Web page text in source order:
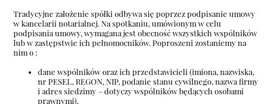
Tradycyjne założenie spółki odbywa się poprzez podpisanie umowy
w kancelarii notarialnej. Na spotkaniu, umówionym w celu
podpisania umowy, wymagana jest obecność wszystkich wspólników
lub w zastępstwie ich pełnomocników. Poproszeni zostaniemy na
nim o :
dane wspólników oraz ich przedstawicieli (imiona, nazwiska,
nr PESEL, REGON, NIP, podanie stanu cywilnego, nazwa firmy
i adres siedzimy – dotyczy wspólników będących osobami
prawnymi),